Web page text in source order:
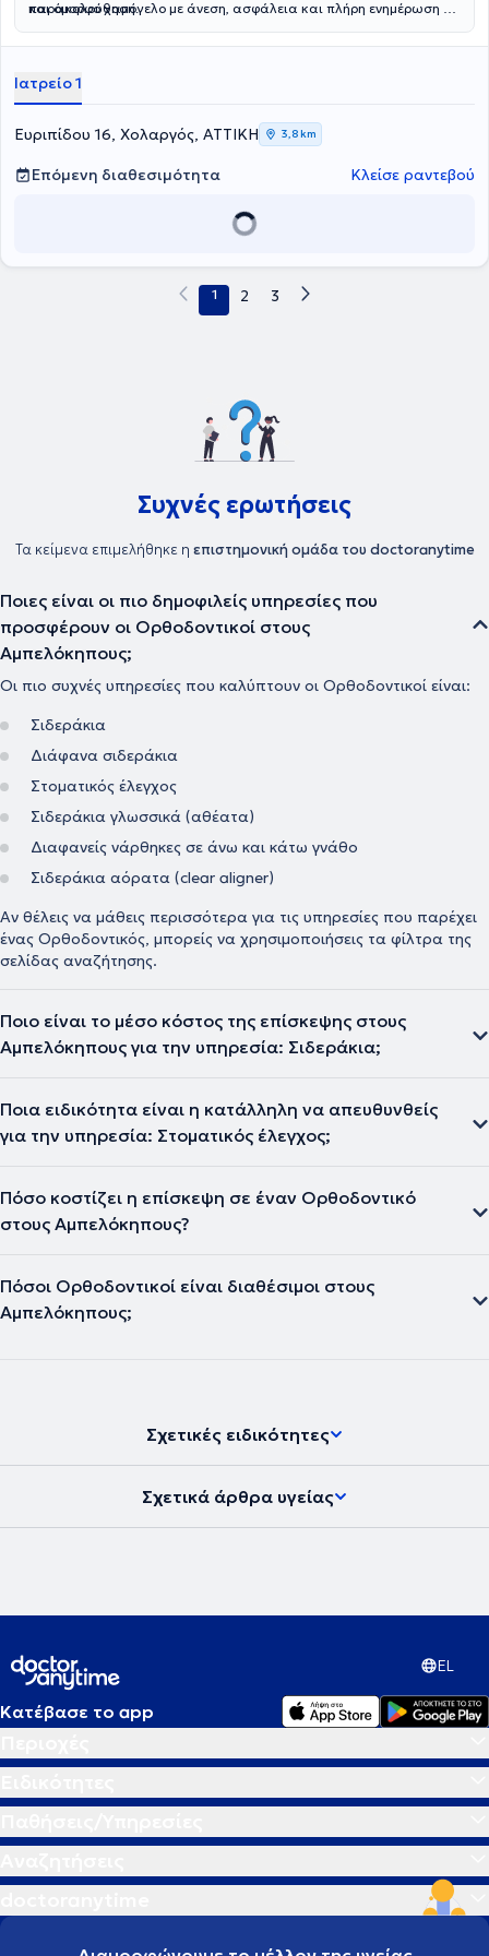
παρακολούθηση.
και όμορφο χαμόγελο με άνεση, ασφάλεια και πλήρη ενημέρωση σε
Ιατρείο 1
Ευριπίδου 16, Χολαργός, ΑΤΤΙΚΗ 3,8 km
Επόμενη διαθεσιμότητα Κλείσε ραντεβού
1 2 3
Συχνές ερωτήσεις
Τα κείμενα επιμελήθηκε η επιστημονική ομάδα του doctoranytime
Ποιες είναι οι πιο δημοφιλείς υπηρεσίες που
προσφέρουν οι Ορθοδοντικοί στους
Αμπελόκηπους;
Οι πιο συχνές υπηρεσίες που καλύπτουν οι Ορθοδοντικοί είναι:
Σιδεράκια
Διάφανα σιδεράκια
Στοματικός έλεγχος
Σιδεράκια γλωσσικά (αθέατα)
Διαφανείς νάρθηκες σε άνω και κάτω γνάθο
Σιδεράκια αόρατα (clear aligner)
Αν θέλεις να μάθεις περισσότερα για τις υπηρεσίες που παρέχει
ένας Ορθοδοντικός, μπορείς να χρησιμοποιήσεις τα φίλτρα της
σελίδας αναζήτησης.
Ποιο είναι το μέσο κόστος της επίσκεψης στους
Αμπελόκηπους για την υπηρεσία: Σιδεράκια;
Ποια ειδικότητα είναι η κατάλληλη να απευθυνθείς
για την υπηρεσία: Στοματικός έλεγχος;
Πόσο κοστίζει η επίσκεψη σε έναν Ορθοδοντικό
στους Αμπελόκηπους?
Πόσοι Ορθοδοντικοί είναι διαθέσιμοι στους
Αμπελόκηπους;
Σχετικές ειδικότητες
Σχετικά άρθρα υγείας
EL
Κατέβασε το app